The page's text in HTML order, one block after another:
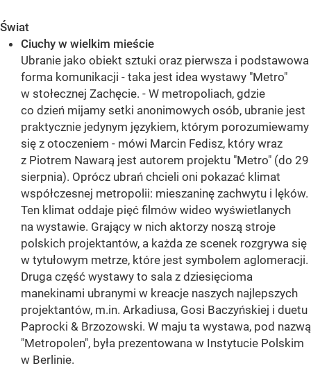
Świat
Ciuchy w wielkim mieście
Ubranie jako obiekt sztuki oraz pierwsza i podstawowa
forma komunikacji - taka jest idea wystawy "Metro"
w stołecznej Zachęcie. - W metropoliach, gdzie
co dzień mijamy setki anonimowych osób, ubranie jest
praktycznie jedynym językiem, którym porozumiewamy
się z otoczeniem - mówi Marcin Fedisz, który wraz
z Piotrem Nawarą jest autorem projektu "Metro" (do 29
sierpnia). Oprócz ubrań chcieli oni pokazać klimat
współczesnej metropolii: mieszaninę zachwytu i lęków.
Ten klimat oddaje pięć filmów wideo wyświetlanych
na wystawie. Grający w nich aktorzy noszą stroje
polskich projektantów, a każda ze scenek rozgrywa się
w tytułowym metrze, które jest symbolem aglomeracji.
Druga część wystawy to sala z dziesięcioma
manekinami ubranymi w kreacje naszych najlepszych
projektantów, m.in. Arkadiusa, Gosi Baczyńskiej i duetu
Paprocki & Brzozowski. W maju ta wystawa, pod nazwą
"Metropolen", była prezentowana w Instytucie Polskim
w Berlinie.